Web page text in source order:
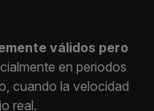
válidos pero
en periodos
cuando la velocidad
real.